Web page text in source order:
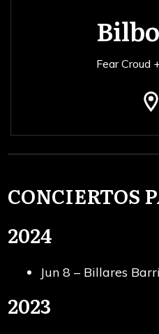
Fear Croud
CONCIERTOS
2024
Jun 8 – Billares
2023